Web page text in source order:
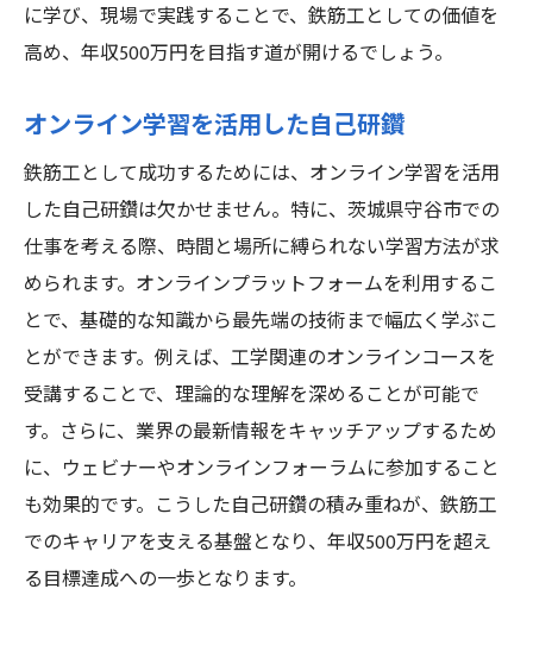
に学び、現場で実践することで、鉄筋工としての価値を
高め、年収500万円を目指す道が開けるでしょう。
オンライン学習を活用した自己研鑽
鉄筋工として成功するためには、オンライン学習を活用
した自己研鑽は欠かせません。特に、茨城県守谷市での
仕事を考える際、時間と場所に縛られない学習方法が求
められます。オンラインプラットフォームを利用するこ
とで、基礎的な知識から最先端の技術まで幅広く学ぶこ
とができます。例えば、工学関連のオンラインコースを
受講することで、理論的な理解を深めることが可能で
す。さらに、業界の最新情報をキャッチアップするため
に、ウェビナーやオンラインフォーラムに参加すること
も効果的です。こうした自己研鑽の積み重ねが、鉄筋工
でのキャリアを支える基盤となり、年収500万円を超え
る目標達成への一歩となります。